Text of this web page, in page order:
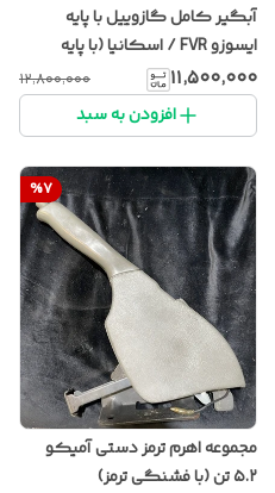
آبگیر کامل گازوییل با پایه
ایسوزو FVR / اسکانیا (با پایه
فیلتر)
۱۱٬۵۰۰٬۰۰۰ ۱۲٬۸۰۰٬۰۰۰
افزودن به سبد
%7
مجموعه اهرم ترمز دستی آمیکو
۵.۲ تن (با فشنگی ترمز)